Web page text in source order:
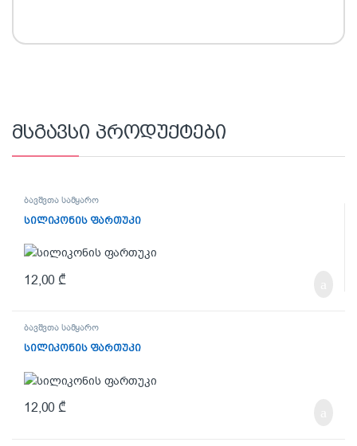
მსგავსი პროდუქტები
ბავშვთა სამყარო
სილიკონის ფართუკი
12,00₾
ბავშვთა სამყარო
სილიკონის ფართუკი
12,00₾